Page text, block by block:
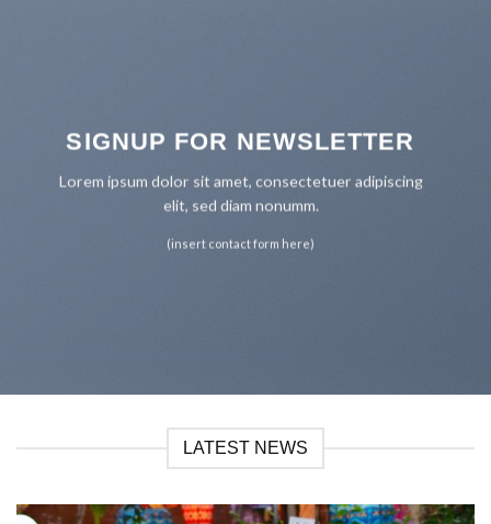
SIGNUP FOR NEWSLETTER
Lorem ipsum dolor sit amet, consectetuer adipiscing
elit, sed diam nonumm.
(insert contact form here)
LATEST NEWS